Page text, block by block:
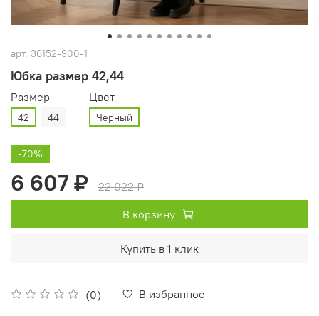
арт. 36152-900-1
Юбка размер 42,44
(0) В избранное
Размер
42 44
Цвет
Черный
-70%
6 607 ₽
22 022 ₽
В корзину
Купить в 1 клик